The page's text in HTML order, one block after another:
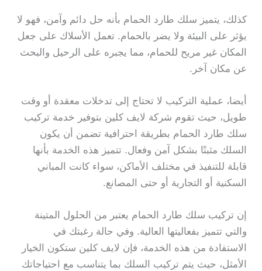
كذلك، يتميز سلك طارد الحمام بأنه حل دائم وآمن، فهو لا
يؤثر على البيئة ولا يضر بالحمام. تعمل الأسلاك على جعل
المكان غير مريح للحمام، مما يجبره على الرحيل والبحث
عن مكان آخر.
أيضا، عملية التركيب لا تحتاج إلى تدخلات معقدة أو وقت
طويل، حيث تقوم شركة لايف كلين بتوفير خدمة تركيب
سلك طارد الحمام بطريقة احترافية تضمن أن يكون
السلك مثبتًا بشكل آمن وفعال. تتميز هذه الخدمة بأنها
قابلة للتنفيذ في مختلف الأماكن، سواء كانت المباني
السكنية أو التجارية أو حتى المصانع.
إن تركيب سلك طارد الحمام يعتبر من الحلول المتينة
والتي تتميز بفعاليتها العالية. وفي حالة رغبتك في
الاستفادة من هذه الخدمة، فإن لايف كلين ستكون الخيار
الأمثل، حيث يتم تركيب السلك بما يتناسب مع احتياجاتك